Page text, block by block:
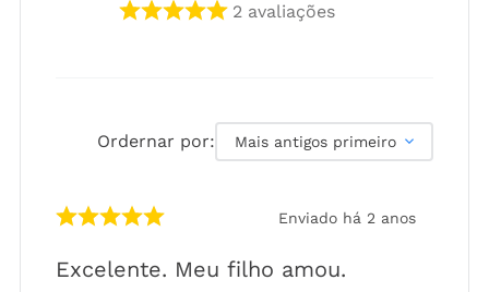
2 avaliações
Ordernar por: Mais antigos primeiro
Enviado há 2 anos
Excelente. Meu filho amou.